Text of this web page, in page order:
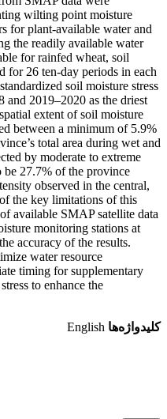
wilting point moisture
for plant-available water and
the readily available water
for rainfed wheat, soil
for 26 ten-day periods in each
soil moisture stress
and 2019–2020 as the driest
extent of soil moisture
between a minimum of 5.9%
total area during wet and
by moderate to extreme
be 27.7% of the province
observed in the central,
the key limitations of this
available SMAP satellite data
monitoring stations at
accuracy of the results.
water resource
timing for supplementary
to enhance the
کلیدواژه‌ها English